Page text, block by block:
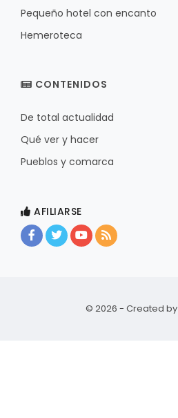
Pequeño hotel con encanto
Hemeroteca
CONTENIDOS
De total actualidad
Qué ver y hacer
Pueblos y comarca
AFILIARSE
© 2026 - Created by